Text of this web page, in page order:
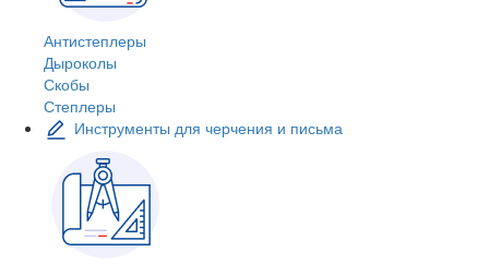
Антистеплеры
Дыроколы
Скобы
Степлеры
Инструменты для черчения и письма